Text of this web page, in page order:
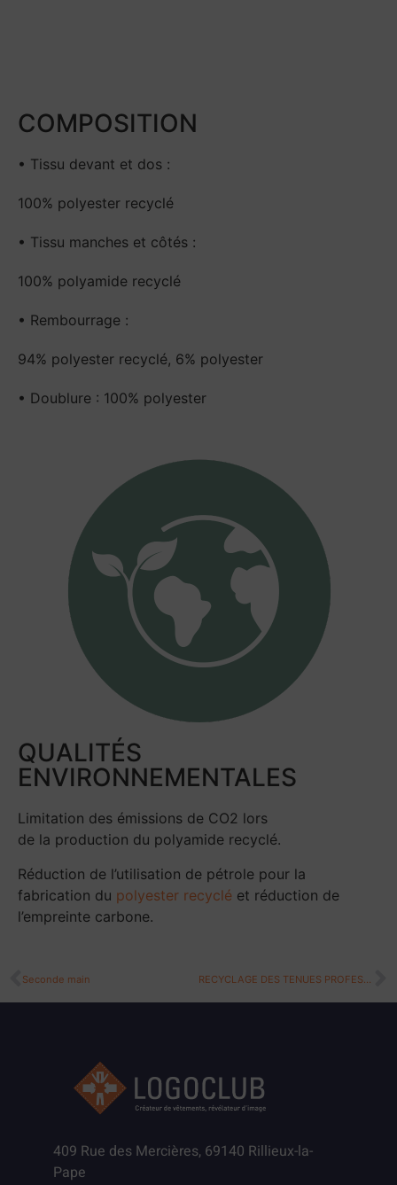
COMPOSITION
• Tissu devant et dos :
100% polyester recyclé
• Tissu manches et côtés :
100% polyamide recyclé
• Rembourrage :
94% polyester recyclé, 6% polyester
• Doublure : 100% polyester
QUALITÉS
ENVIRONNEMENTALES
Limitation des émissions de CO2 lors
de la production du polyamide recyclé.
Réduction de l’utilisation de pétrole pour la
fabrication du polyester recyclé et réduction de
l’empreinte carbone.
Seconde main RECYCLAGE DES TENUES PROFESSIONNELLES EN MATIERE PREMIERE
409 Rue des Mercières, 69140 Rillieux-la-
Pape